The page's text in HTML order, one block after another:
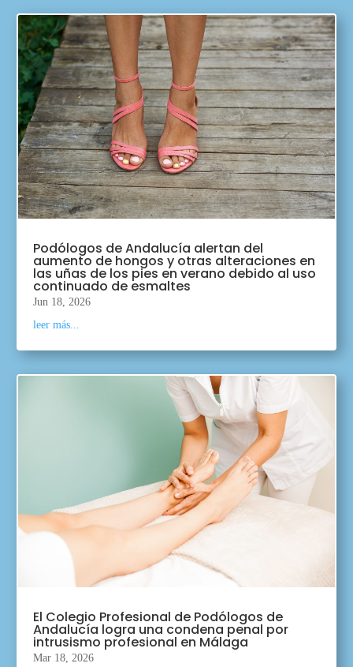
Podólogos de Andalucía alertan del
aumento de hongos y otras alteraciones en
las uñas de los pies en verano debido al uso
continuado de esmaltes
Jun 18, 2026
leer más...
El Colegio Profesional de Podólogos de
Andalucía logra una condena penal por
intrusismo profesional en Málaga
Mar 18, 2026